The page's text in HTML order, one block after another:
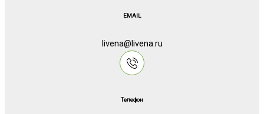
EMAIL
livena@livena.ru
Телефон